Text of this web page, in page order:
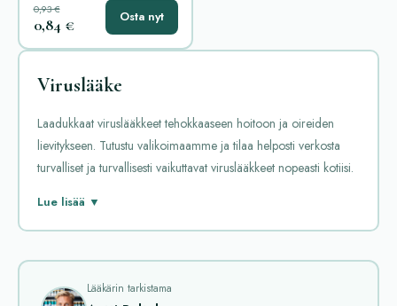
0,93 €
0,84 € Osta nyt
Viruslääke
Laadukkaat viruslääkkeet tehokkaaseen hoitoon ja oireiden
lievitykseen. Tutustu valikoimaamme ja tilaa helposti verkosta
turvalliset ja turvallisesti vaikuttavat viruslääkkeet nopeasti kotiisi.
Viruslääkkeet ovat tärkeä ryhmä lääkkeitä, jotka auttavat
lievittää oireita. Suosituimpia viruslääkkeitä ovat muun muassa
atsikloviiri ja valatsikloviiri, jotka ovat tehokkaita herpesvirusten
Lue lisää ▼
Lääkärin tarkistama